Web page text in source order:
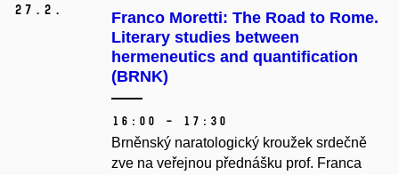
27. 2.
Franco Moretti: The Road to Rome.
Literary studies between
hermeneutics and quantification
(BRNK)
16:00 – 17:30
Brněnský naratologický kroužek srdečně
zve na veřejnou přednášku prof. Franca